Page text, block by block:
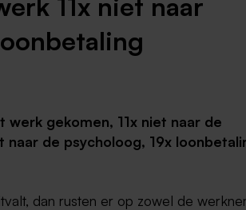
gekomen, 11x niet naar de
de psycholoog, 19x
dan rusten er op zowel de